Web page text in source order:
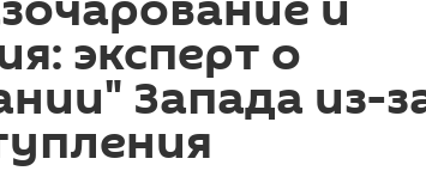
эксперт о
Запада из-